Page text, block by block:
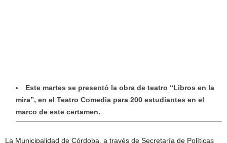
Este martes se presentó la obra de teatro “Libros en la
mira”, en el Teatro Comedia para 200 estudiantes en el
marco de este certamen.
La Municipalidad de Córdoba, a través de Secretaría de Políticas